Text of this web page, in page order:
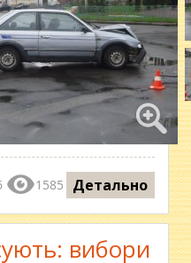
1585 Детально
вибори